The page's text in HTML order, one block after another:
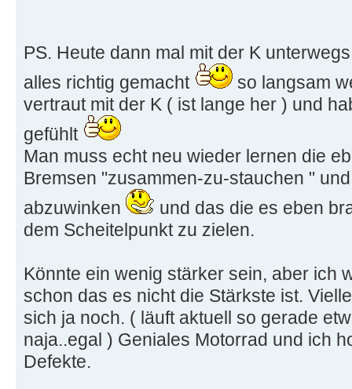
PS. Heute dann mal mit der K
alles richtig gemacht
so langsam
vertraut mit der K ( ist lange her ) und
gefühlt
Man muss echt neu wieder lernen die
Bremsen "zusammen-zu-stauchen "
abzuwinken
und das die es eben
dem Scheitelpunkt zu zielen.
Könnte ein wenig stärker sein, aber ich
schon das es nicht die Stärkste ist.
sich ja noch. ( läuft aktuell so gerade
naja..egal ) Geniales Motorrad und ich
Defekte.